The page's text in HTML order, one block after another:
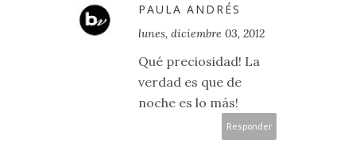
PAULA ANDRÉS
lunes, diciembre 03, 2012
Qué preciosidad! La
verdad es que de
noche es lo más!
Responder